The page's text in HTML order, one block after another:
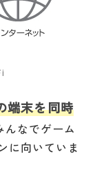
端末を同時
んなでゲーム
に向いていま